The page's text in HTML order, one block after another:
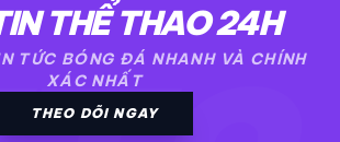
THỂ THAO 24H
TỨC BÓNG ĐÁ NHANH VÀ CHÍNH
XÁC NHẤT
THEO DÕI NGAY